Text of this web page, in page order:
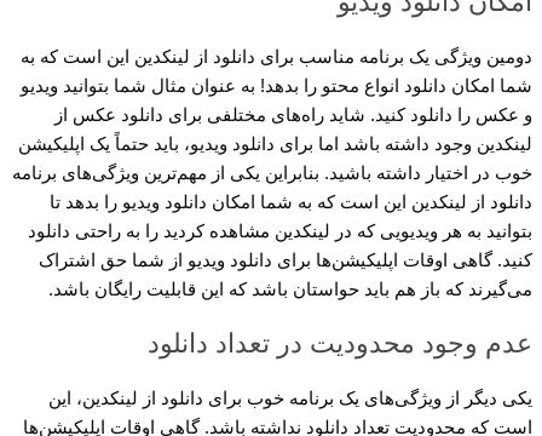
دومین ویژگی یک برنامه مناسب برای دانلود از لینکدین این است که به
شما امکان دانلود انواع محتو را بدهد! به عنوان مثال شما بتوانید ویدیو
و عکس را دانلود کنید. شاید راه‌های مختلفی برای دانلود عکس از
لینکدین وجود داشته باشد اما برای دانلود ویدیو، باید حتماً یک اپلیکیشن
خوب در اختیار داشته باشید. بنابراین یکی از مهم‌ترین ویژگی‌های برنامه
دانلود از لینکدین این است که به شما امکان دانلود ویدیو را بدهد تا
بتوانید به هر ویدیویی که در لینکدین مشاهده کردید را به راحتی دانلود
کنید. گاهی اوقات اپلیکیشن‌ها برای دانلود ویدیو از شما حق اشتراک
می‌گیرند که باز هم باید حواستان باشد که این قابلیت رایگان باشد.
عدم وجود محدودیت در تعداد دانلود
یکی دیگر از ویژگی‌های یک برنامه خوب برای دانلود از لینکدین، این
است که محدودیت تعداد دانلود نداشته باشد. گاهی اوقات اپلیکیشن‌ها